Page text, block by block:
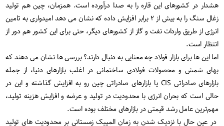
هشدار در کشورهای این قاره را به صدا درآورده است. همزمان، چین هم تولید
زغال سنگ را به بیش از ۲ برابر افزایش داده که نشان می دهد امیدواری به تامین
انرژی از طریق واردات نفت و گاز از کشورهای دیگر، حتی برای این کشور هم دور از
انتظار است.
اما این ها برای بازار فولاد چه معنایی به دنبال دارند؟ بررسی ها نشان می دهند که
بهای شمش و محصولات فولادی ساختمانی در اغلب بازارهای دنیا، از جمله
بازارهای صادراتی CIS یا بازارهای صادراتی چین رو به افزایش گذاشته و این در
حالی است که بحران انرژی با محدودیت در تولید و عرضه و افزایش هزینه تولید،
مهم‌ترین عامل رشد قیمتی در بازارهای مختلف بوده است.
در عین حال با نزدیک شدن به زمان المپیک زمستانی بر محدودیت‌ های تولید